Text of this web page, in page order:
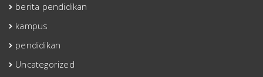
berita pendidikan
kampus
pendidikan
Uncategorized